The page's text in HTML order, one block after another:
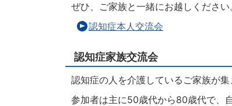
ぜひ、ご家族と一緒にお越しください
認知症本人交流会
認知症家族交流会
認知症の人を介護しているご家族が集
参加者は主に50歳代から80歳代で、